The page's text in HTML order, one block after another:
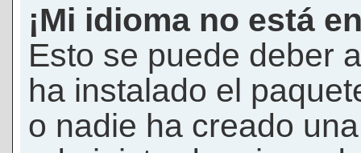
¡Mi idioma no está
Esto se puede deber
ha instalado el
o nadie ha creado